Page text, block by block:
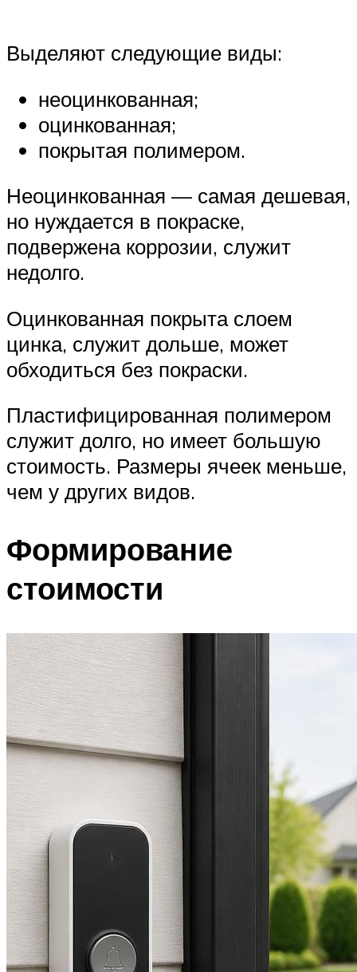
Выделяют следующие виды:
неоцинкованная;
оцинкованная;
покрытая полимером.
Неоцинкованная — самая дешевая,
но нуждается в покраске,
подвержена коррозии, служит
недолго.
Оцинкованная покрыта слоем
цинка, служит дольше, может
обходиться без покраски.
Пластифицированная полимером
служит долго, но имеет большую
стоимость. Размеры ячеек меньше,
чем у других видов.
Формирование
стоимости